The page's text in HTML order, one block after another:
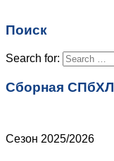
Поиск
Search for:
Сборная СПбХЛ
Сезон 2025/2026